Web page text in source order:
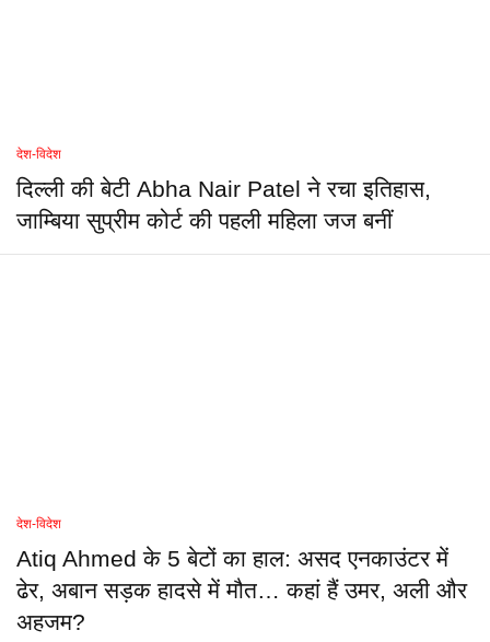
देश-विदेश
दिल्ली की बेटी Abha Nair Patel ने रचा इतिहास,
जाम्बिया सुप्रीम कोर्ट की पहली महिला जज बनीं
देश-विदेश
Atiq Ahmed के 5 बेटों का हाल: असद एनकाउंटर में
ढेर, अबान सड़क हादसे में मौत… कहां हैं उमर, अली और
अहजम?